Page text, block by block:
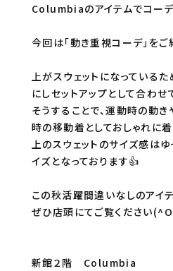
Columbiaのアイテムでコーデ
今回は「動き重視コーデ」をご
上がスウェットになっているた
にしセットアップとして合わせ
そうすることで、運動時の動き
時の移動着としておしゃれに
上のスウェットのサイズ感は
イズとなっております👍
この秋活躍間違いなしのアイ
ぜひ店頭にてご覧ください
新館２階 Columbia